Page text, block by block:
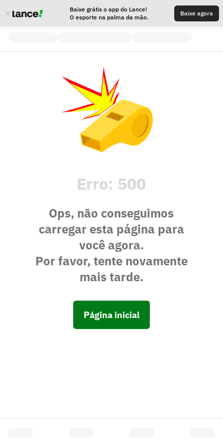
Baixe grátis o app do Lance!
O esporte na palma da mão.
Baixe agora
Erro: 500
Ops, não conseguimos
carregar esta página para
você agora.
Por favor, tente novamente
mais tarde.
Página inicial